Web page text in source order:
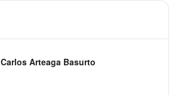
Carlos Arteaga Basurto